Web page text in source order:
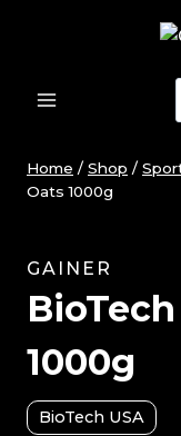
Home / Shop /
Oats 1000g
GAINER
1000g
BioTech USA